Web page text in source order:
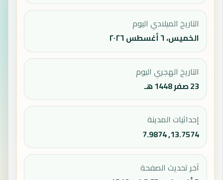
التاريخ الميلادي اليوم
الخميس، ٦ أغسطس ٢٠٢٦
التاريخ الهجري اليوم
23 صفر 1448 هـ
إحداثيات المدينة
13.7574, 7.9874
آخر تحديث الصفحة